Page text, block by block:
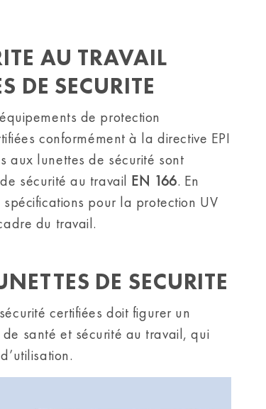
AU TRAVAIL
DE SECURITE
de protection
conformément à la directive EPI
aux lunettes de sécurité sont
sécurité au travail EN 166. En
pour la protection UV
du travail.
DE SECURITE
certifiées doit figurer un
santé et sécurité au travail, qui